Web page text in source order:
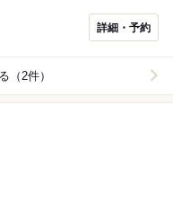
ーリー、 調理法などについて
理を食する以上の深い食体験
詳細・予約
（2件）